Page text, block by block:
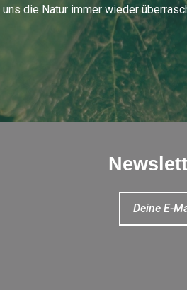
die Natur immer wieder